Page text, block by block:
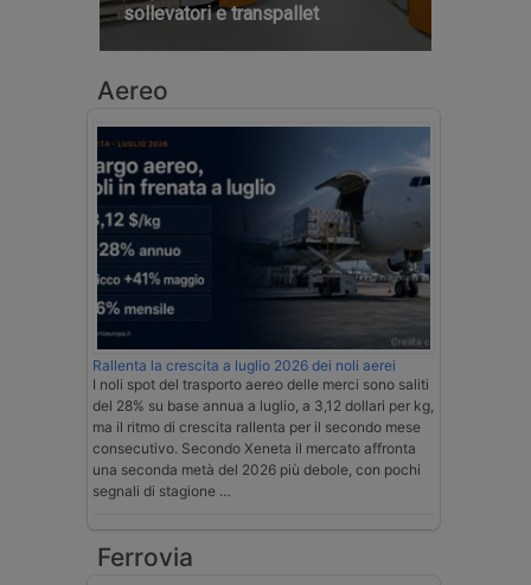
sollevatori e transpallet
Aereo
Rallenta la crescita a luglio 2026 dei noli aerei
I noli spot del trasporto aereo delle merci sono saliti
del 28% su base annua a luglio, a 3,12 dollari per kg,
ma il ritmo di crescita rallenta per il secondo mese
consecutivo. Secondo Xeneta il mercato affronta
una seconda metà del 2026 più debole, con pochi
segnali di stagione …
Ferrovia